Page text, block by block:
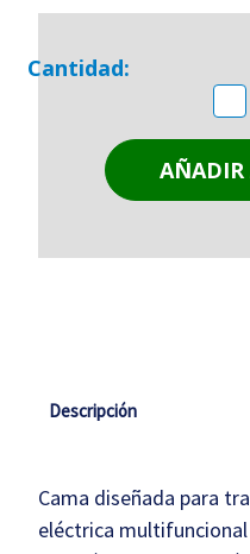
actual
existencias:
Cantidad:
la
de
Descripción
Cama diseñada para
eléctrica